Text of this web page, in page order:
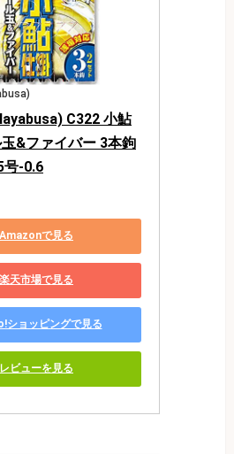
C322 小鮎
&ファイバー 3本鉤
号-0.6
Amazonで見る
楽天市場で見る
ショッピングで見る
レビューを見る